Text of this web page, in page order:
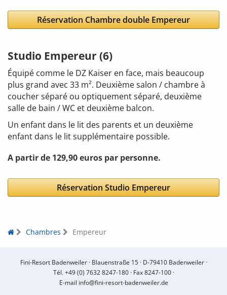
Réservation Chambre double Empereur
Studio Empereur (6)
Équipé comme le DZ Kaiser en face, mais beaucoup
plus grand avec 33 m². Deuxième salon / chambre à
coucher séparé ou optiquement séparé, deuxième
salle de bain / WC et deuxième balcon.
Un enfant dans le lit des parents et un deuxième
enfant dans le lit supplémentaire possible.
A partir de 129,90 euros par personne.
Réservation Studio Empereur
Chambres Empereur
Fini-Resort Badenweiler · Blauenstraße 15 · D-79410 Badenweiler ·
Tél.+49 (0) 7632 8247-180· Fax 8247-100 ·
E-mail info@fini-resort-badenweiler.de